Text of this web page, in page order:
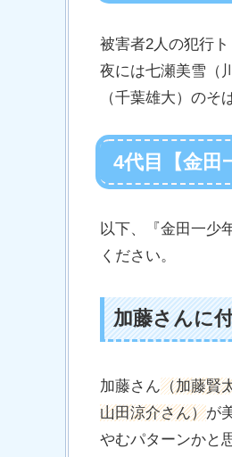
被害者2人の犯行
夜には七瀬美雪（
（千葉雄大）のそ
4代目【金田
以下、『金田一少
ください。
加藤さんに
加藤さん（加藤賢
山田涼介さん）が
やむパターンかと